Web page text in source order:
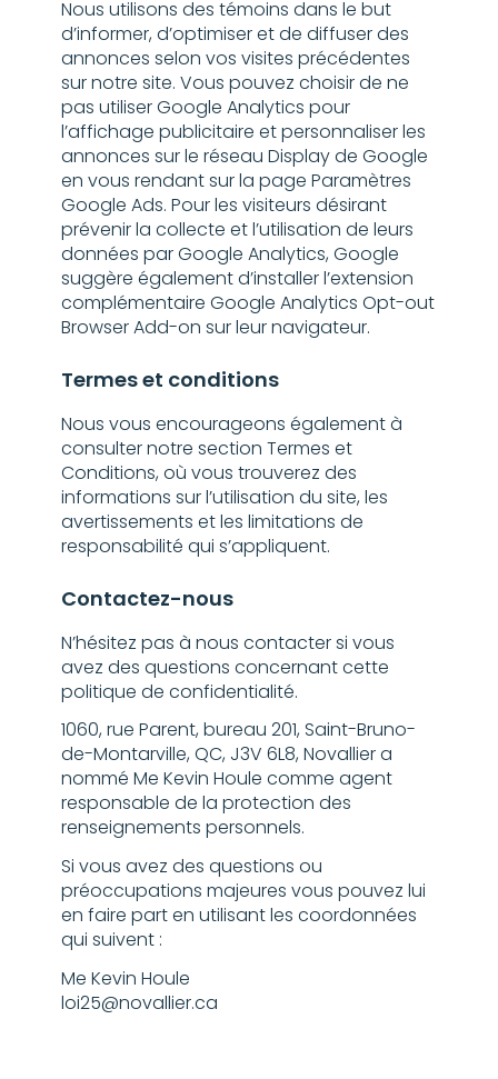
Nous utilisons des témoins dans le but
d’informer, d’optimiser et de diffuser des
annonces selon vos visites précédentes
sur notre site. Vous pouvez choisir de ne
pas utiliser Google Analytics pour
l’affichage publicitaire et personnaliser les
annonces sur le réseau Display de Google
en vous rendant sur la page Paramètres
Google Ads. Pour les visiteurs désirant
prévenir la collecte et l’utilisation de leurs
données par Google Analytics, Google
suggère également d’installer l’extension
complémentaire Google Analytics Opt-out
Browser Add-on sur leur navigateur.
Termes et conditions
Nous vous encourageons également à
consulter notre section Termes et
Conditions, où vous trouverez des
informations sur l’utilisation du site, les
avertissements et les limitations de
responsabilité qui s’appliquent.
Contactez-nous
N’hésitez pas à nous contacter si vous
avez des questions concernant cette
politique de confidentialité.
1060, rue Parent, bureau 201, Saint-Bruno-
de-Montarville, QC, J3V 6L8, Novallier a
nommé Me Kevin Houle comme agent
responsable de la protection des
renseignements personnels.
Si vous avez des questions ou
préoccupations majeures vous pouvez lui
en faire part en utilisant les coordonnées
qui suivent :
Me Kevin Houle
loi25@novallier.ca